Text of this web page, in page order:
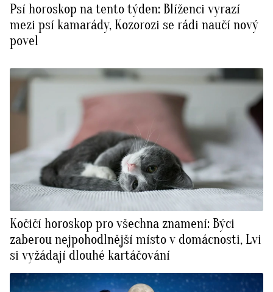
Psí horoskop na tento týden: Blíženci vyrazí
mezi psí kamarády, Kozorozi se rádi naučí nový
povel
Kočičí horoskop pro všechna znamení: Býci
zaberou nejpohodlnější místo v domácnosti, Lvi
si vyžádají dlouhé kartáčování